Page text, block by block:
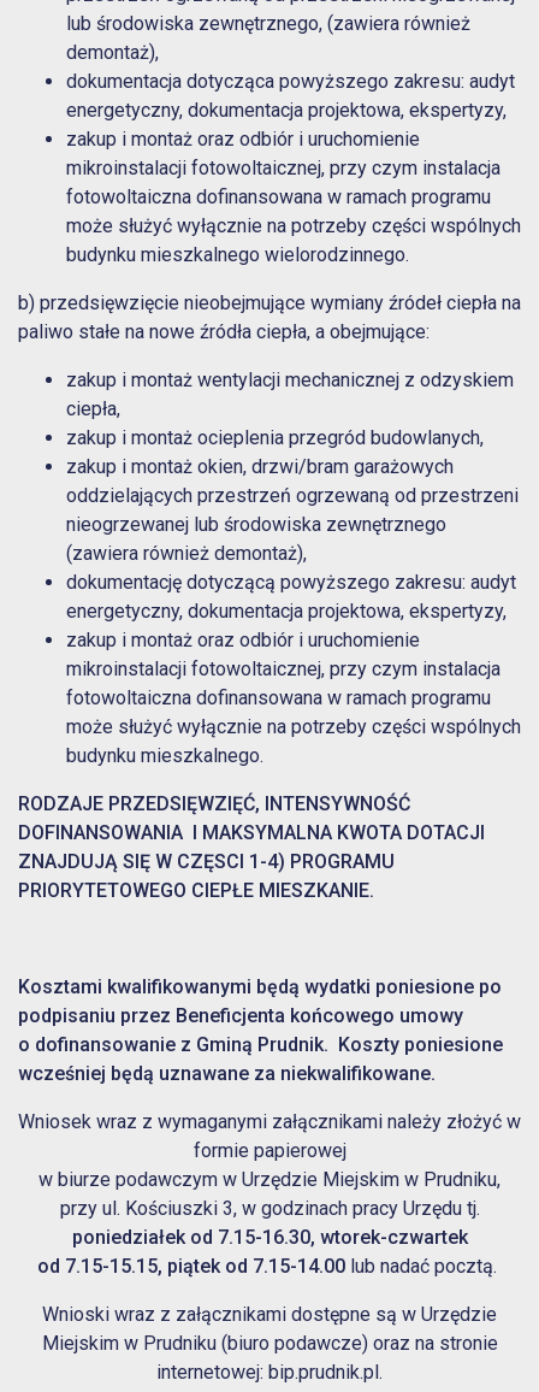
lub środowiska zewnętrznego, (zawiera również
demontaż),
dokumentacja dotycząca powyższego zakresu: audyt
energetyczny, dokumentacja projektowa, ekspertyzy,
zakup i montaż oraz odbiór i uruchomienie
mikroinstalacji fotowoltaicznej, przy czym instalacja
fotowoltaiczna dofinansowana w ramach programu
może służyć wyłącznie na potrzeby części wspólnych
budynku mieszkalnego wielorodzinnego.
b) przedsięwzięcie nieobejmujące wymiany źródeł ciepła na
paliwo stałe na nowe źródła ciepła, a obejmujące:
zakup i montaż wentylacji mechanicznej z odzyskiem
ciepła,
zakup i montaż ocieplenia przegród budowlanych,
zakup i montaż okien, drzwi/bram garażowych
oddzielających przestrzeń ogrzewaną od przestrzeni
nieogrzewanej lub środowiska zewnętrznego
(zawiera również demontaż),
dokumentację dotyczącą powyższego zakresu: audyt
energetyczny, dokumentacja projektowa, ekspertyzy,
zakup i montaż oraz odbiór i uruchomienie
mikroinstalacji fotowoltaicznej, przy czym instalacja
fotowoltaiczna dofinansowana w ramach programu
może służyć wyłącznie na potrzeby części wspólnych
budynku mieszkalnego.
RODZAJE PRZEDSIĘWZIĘĆ, INTENSYWNOŚĆ
DOFINANSOWANIA I MAKSYMALNA KWOTA DOTACJI
ZNAJDUJĄ SIĘ W CZĘSCI 1-4) PROGRAMU
PRIORYTETOWEGO CIEPŁE MIESZKANIE.
Kosztami kwalifikowanymi będą wydatki poniesione po
podpisaniu przez Beneficjenta końcowego umowy
o dofinansowanie z Gminą Prudnik.
Koszty poniesione
wcześniej będą uznawane za niekwalifikowane.
Wniosek wraz z wymaganymi załącznikami należy złożyć w
formie papierowej
w biurze podawczym w Urzędzie Miejskim w Prudniku,
przy ul. Kościuszki 3, w godzinach pracy Urzędu tj.
poniedziałek od 7.15-16.30, wtorek-czwartek
od 7.15-15.15, piątek od 7.15-14.00 lub nadać pocztą.
Wnioski wraz z załącznikami dostępne są w Urzędzie
Miejskim w Prudniku (biuro podawcze) oraz na stronie
internetowej: bip.prudnik.pl.